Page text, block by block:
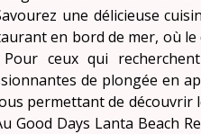
une délicieuse
en bord de mer, où
Pour ceux qui
de plongée en
permettant de découvrir
Good Days Lanta Beach